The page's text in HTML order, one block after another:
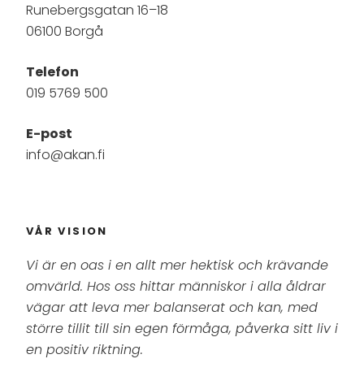
Runebergsgatan 16–18
06100 Borgå
Telefon
019 5769 500
E-post
info@akan.fi
VÅR VISION
Vi är en oas i en allt mer hektisk och krävande
omvärld. Hos oss hittar människor i alla åldrar
vägar att leva mer balanserat och kan, med
större tillit till sin egen förmåga, påverka sitt liv i
en positiv riktning.